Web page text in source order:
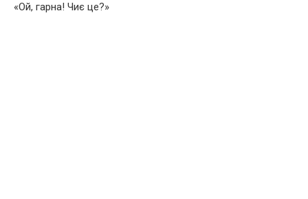
«Ой, гарна! Чиє це?»